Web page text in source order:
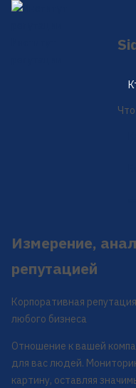
Измерение,
репутацией
Корпоративная
любого бизнеса
Отношение к вашей
для вас людей.
картину, оставляя